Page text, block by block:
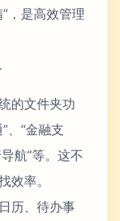
，是高效管理
的文件夹功
、“金融支
航”等。这不
效率。
历、待办事